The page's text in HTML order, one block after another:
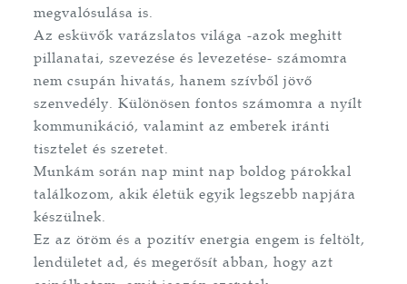
megvalósulása is.
Az esküvők varázslatos világa -azok meghitt
pillanatai, szevezése és levezetése- számomra
nem csupán hivatás, hanem szívből jövő
szenvedély. Különösen fontos számomra a nyílt
kommunikáció, valamint az emberek iránti
tisztelet és szeretet.
Munkám során nap mint nap boldog párokkal
találkozom, akik életük egyik legszebb napjára
készülnek.
Ez az öröm és a pozitív energia engem is feltölt,
lendületet ad, és megerősít abban, hogy azt